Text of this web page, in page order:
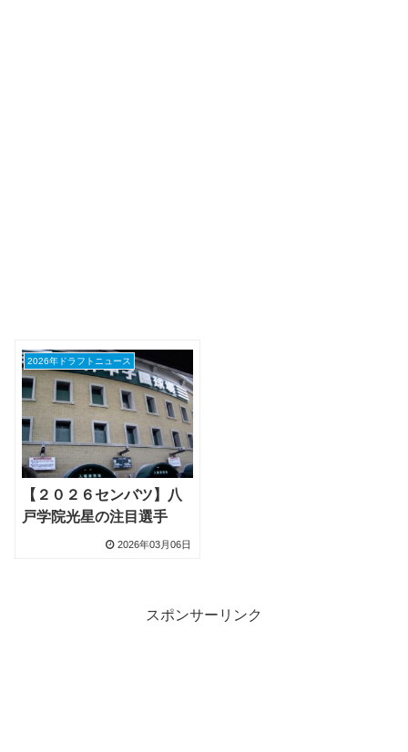
2026年ドラフトニュース
【２０２６センバツ】八
戸学院光星の注目選手
2026年03月06日
スポンサーリンク